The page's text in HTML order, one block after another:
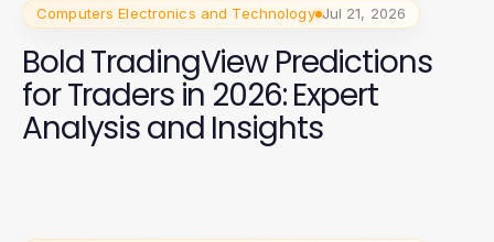
Computers Electronics and Technology Jul 21, 2026
Bold TradingView Predictions
for Traders in 2026: Expert
Analysis and Insights